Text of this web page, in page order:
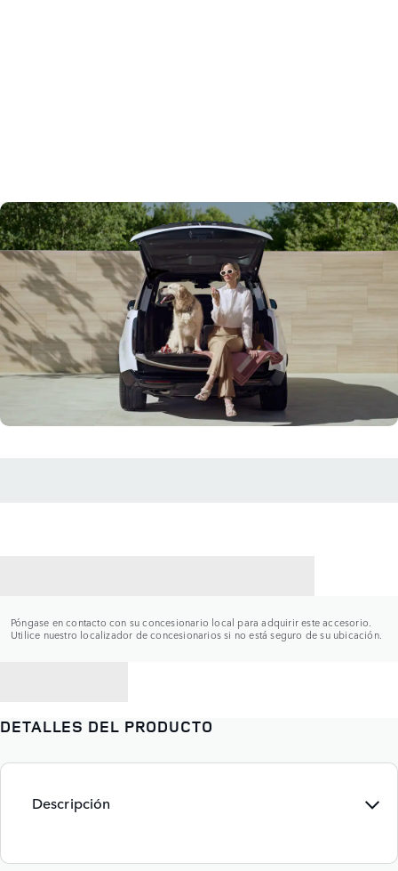
Póngase en contacto con su concesionario local para adquirir este accesorio.
Utilice nuestro localizador de concesionarios si no está seguro de su ubicación.
DETALLES DEL PRODUCTO
Descripción